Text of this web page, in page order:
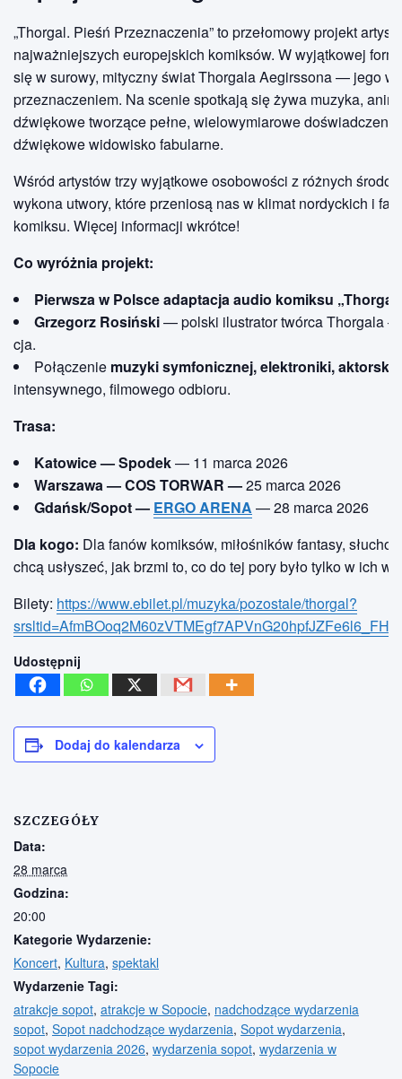
„Thorgal. Pieśń Przeznaczenia” to przełomowy projekt
najważniejszych europejskich komiksów. W wyjątkowej
się w surowy, mityczny świat Thorgala Aegirssona — jego
przeznaczeniem. Na scenie spotkają się żywa muzyka,
dźwiękowe tworzące pełne, wielowymiarowe
dźwiękowe widowisko fabularne.
Wśród artystów trzy wyjątkowe osobowości z różnych
wykona utwory, które przeniosą nas w klimat nordyckich i
komiksu. Więcej informacji wkrótce!
Co wyróżnia projekt:
Pierwsza w Polsce adaptacja audio komiksu
Grzegorz Rosiński— polski ilustrator twórca Thorgala
cja.
Połączenie muzyki symfonicznej, elektroniki,
intensywnego, filmowego odbioru.
Trasa:
Katowice — Spodek— 11 marca 2026
Warszawa — COS TORWAR —25 marca 2026
Gdańsk/Sopot — ERGO ARENA — 28 marca 2026
Dla kogo: Dla fanów komiksów, miłośników fantasy,
chcą usłyszeć, jak brzmi to, co do tej pory było tylko w ich
Bilety: https://www.ebilet.pl/muzyka/pozostale/thorgal?
Udostępnij
Dodaj do kalendarza
SZCZEGÓŁY
Data:
28 marca
Godzina:
20:00
Kategorie Wydarzenie:
Koncert, Kultura, spektakl
Wydarzenie Tagi:
atrakcje sopot, atrakcje w Sopocie, nadchodzące wydarzenia
sopot, Sopot nadchodzące wydarzenia, Sopot wydarzenia,
sopot wydarzenia 2026, wydarzenia sopot, wydarzenia w
Sopocie